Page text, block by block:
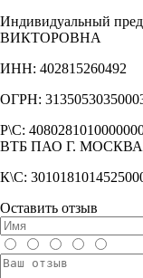
Индивидуальный
ВИКТОРОВНА
ИНН: 402815260492
ОГРН:
Р\С:
ВТБ ПАО Г. МОСКВА
К\С:
Оставить отзыв